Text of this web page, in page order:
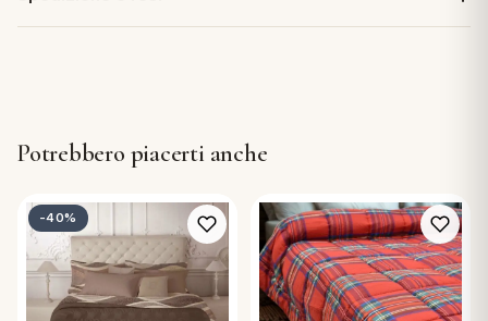
Potrebbero piacerti anche
-40%